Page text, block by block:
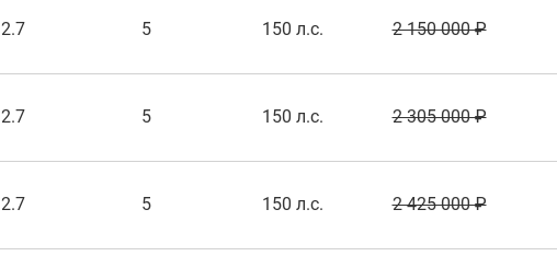
2.7 5 150 л.с. 2 150 000 ₽
2.7 5 150 л.с. 2 305 000 ₽
2.7 5 150 л.с. 2 425 000 ₽